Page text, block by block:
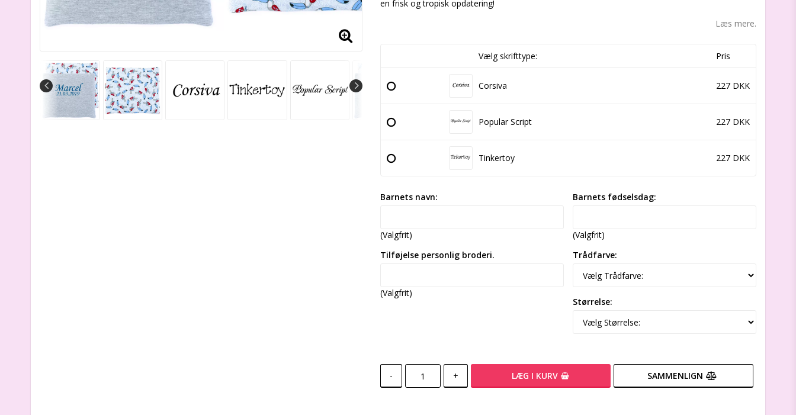
en frisk og tropisk opdatering!
Læs mere.
Vælg skrifttype: Pris
Corsiva 227 DKK
Popular Script 227 DKK
Tinkertoy 227 DKK
Barnets navn:
(Valgfrit)
Barnets fødselsdag:
(Valgfrit)
Tilføjelse personlig broderi.
(Valgfrit)
Trådfarve:
Størrelse:
- + LÆG I KURV SAMMENLIGN